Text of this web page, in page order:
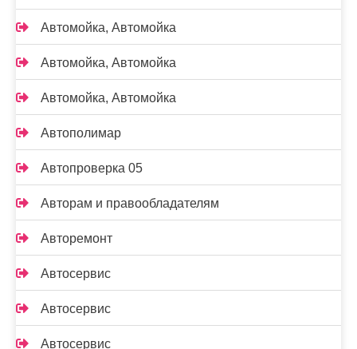
Автомойка, Автомойка
Автомойка, Автомойка
Автомойка, Автомойка
Автополимар
Автопроверка 05
Авторам и правообладателям
Авторемонт
Автосервис
Автосервис
Автосервис